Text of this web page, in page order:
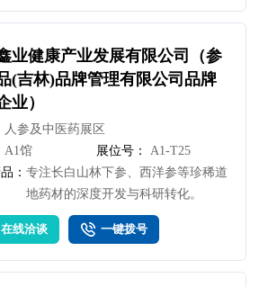
术，产品通过多重权威认证，远销全
业健康产业发展有限公司（参
(吉林)品牌管理有限公司品牌
业）
人参及中医药展区
A1馆 展位号：
A1-T25
：专注长白山林下参、西洋参等珍稀道
地药材的深度开发与科研转化。
在线洽谈 一键拨号